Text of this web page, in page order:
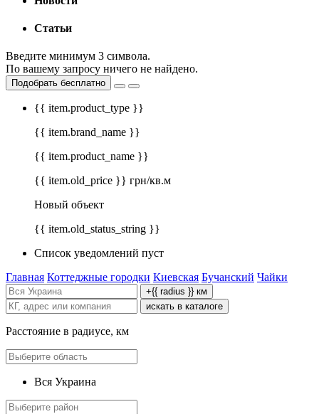
Статьи
Введите минимум 3 символа.
По вашему запросу ничего не найдено.
Подобрать бесплатно
{{ item.product_type }}
{{ item.brand_name }}
{{ item.product_name }}
{{ item.old_price }} грн/кв.м
Новый объект
{{ item.old_status_string }}
Список уведомлений пуст
Главная Коттеджные городки Киевская Бучанский Чайки
+{{ radius }} км
искать в каталоге
Расстояние в радиусе, км
Вся Украина